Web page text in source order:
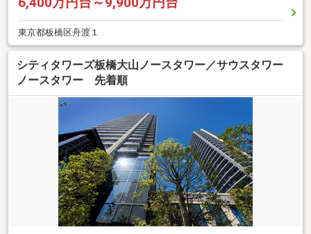
東京都板橋区舟渡１
シティタワーズ板橋大山ノースタワー／サウスタワー
ノースタワー 先着順